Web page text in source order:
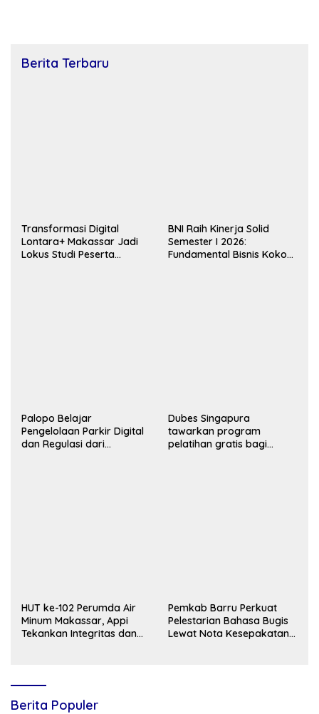
Berita Terbaru
Transformasi Digital
Lontara+ Makassar Jadi
Lokus Studi Peserta
BNI Raih Kinerja Solid
Semester I 2026:
Fundamental Bisnis Kokoh
Palopo Belajar
Pengelolaan Parkir Digital
dan Regulasi dari
Dubes Singapura
tawarkan program
pelatihan gratis bagi
HUT ke-102 Perumda Air
Minum Makassar, Appi
Tekankan Integritas dan
Pemkab Barru Perkuat
Pelestarian Bahasa Bugis
Lewat Nota Kesepakatan
Berita Populer